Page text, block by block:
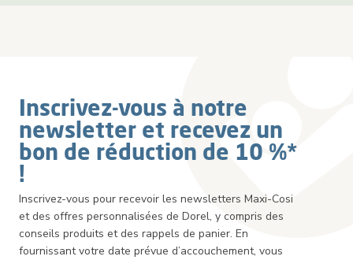
Inscrivez-vous à notre
newsletter et recevez un
bon de réduction de 10 %*
!
Inscrivez-vous pour recevoir les newsletters Maxi-Cosi
et des offres personnalisées de Dorel, y compris des
conseils produits et des rappels de panier. En
fournissant votre date prévue d’accouchement, vous